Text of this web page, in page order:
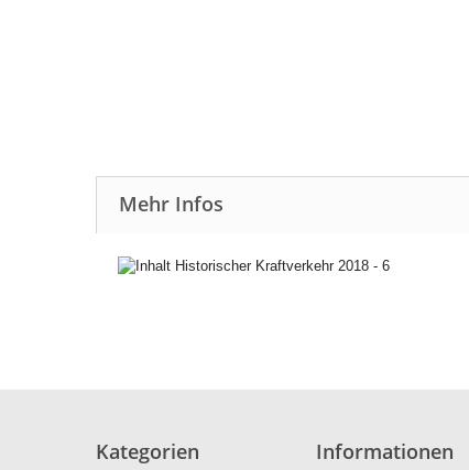
Mehr Infos
Kategorien Informationen